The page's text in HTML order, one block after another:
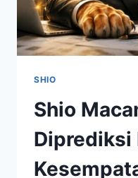
SHIO
Shio
Diprediksi